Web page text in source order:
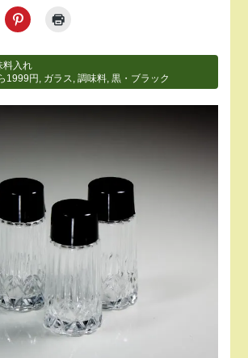
料入れ
1999円 ガラス ,調味料 ,黒・ブラック